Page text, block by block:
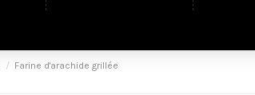
Farine d'arachide grillée